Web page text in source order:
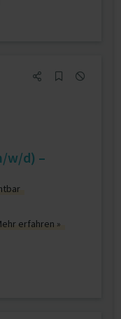
w/d) –
erfahren »